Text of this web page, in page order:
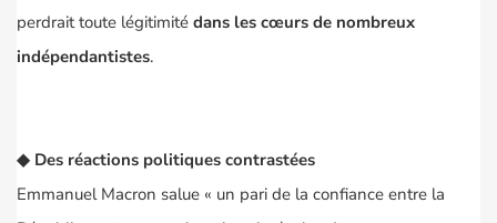
perdrait toute légitimité dans les cœurs de nombreux
indépendantistes.
◆ Des réactions politiques contrastées
Emmanuel Macron salue « un pari de la confiance entre la